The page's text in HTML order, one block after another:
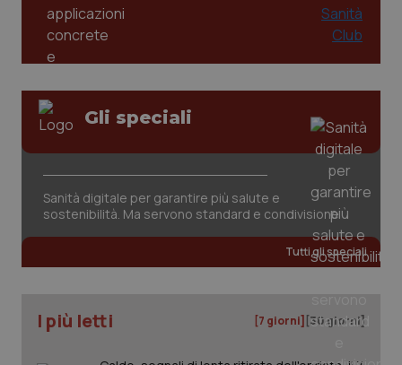
Gli speciali
Sanità digitale per garantire più salute e
sostenibilità. Ma servono standard e condivisione
Tutti gli speciali
I più letti [7 giorni] [30 giorni]
tracking-sites-ironfish-
tracking-enable
tracking-sites-ironfish-
session-id
www.quotidianosanita.it
.quotidianosanita.it